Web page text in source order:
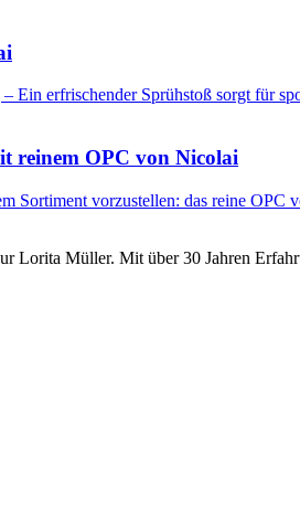
Ein erfrischender Sprühstoß sorgt für
reinem OPC von Nicolai
Sortiment vorzustellen: das reine
Lorita Müller. Mit über 30 Jahren